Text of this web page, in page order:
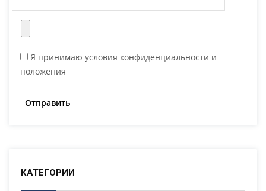
Я принимаю условия конфиденциальности и
положения
КАТЕГОРИИ